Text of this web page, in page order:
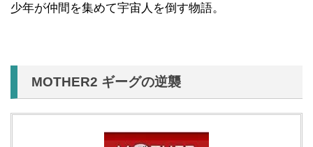
少年が仲間を集めて宇宙人を倒す物語。
MOTHER2 ギーグの逆襲